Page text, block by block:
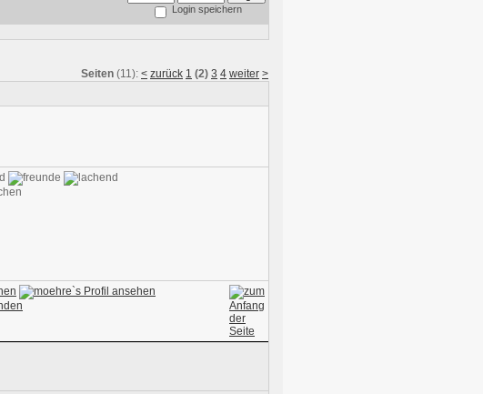
Login speichern
Seiten (11): < zurück 1 (2) 3 4 weiter >